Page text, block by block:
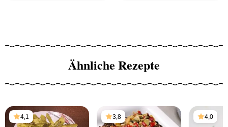
Ähnliche Rezepte
4,1 3,8 4,0